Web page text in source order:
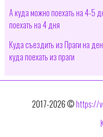
А куда можно поехать на 4-5
поехать на 4 дня
Куда съездить из Праги на
куда поехать из праги
2017-2026 ©https://